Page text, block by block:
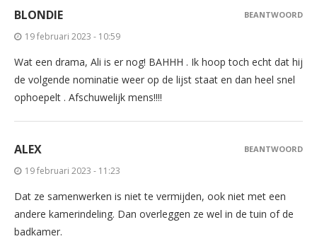
BLONDIE
19 februari 2023 - 10:59
Wat een drama, Ali is er nog! BAHHH . Ik hoop toch echt dat hij
de volgende nominatie weer op de lijst staat en dan heel snel
ophoepelt . Afschuwelijk mens!!!!
BEANTWOORD
ALEX
19 februari 2023 - 11:23
Dat ze samenwerken is niet te vermijden, ook niet met een
andere kamerindeling. Dan overleggen ze wel in de tuin of de
badkamer.
BEANTWOORD